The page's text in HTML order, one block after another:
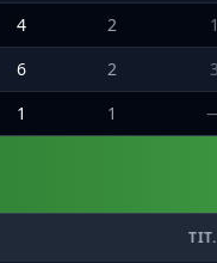
4 2 1
6 2 3
1 1
TIT.